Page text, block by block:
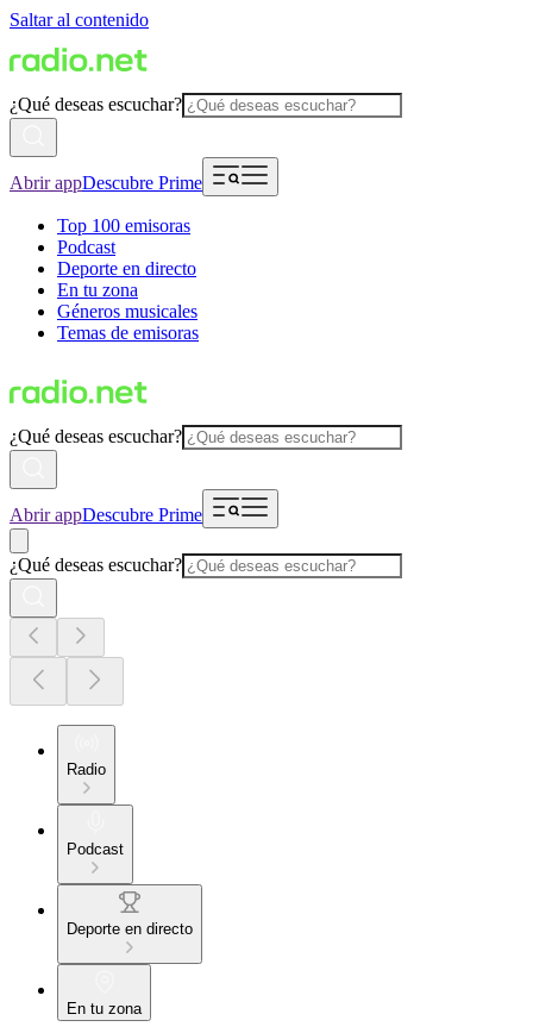
Saltar al contenido
¿Qué deseas escuchar?
Abrir appDescubre Prime
Top 100 emisoras
Podcast
Deporte en directo
En tu zona
Géneros musicales
Temas de emisoras
¿Qué deseas escuchar?
Abrir appDescubre Prime
¿Qué deseas escuchar?
Radio
Podcast
Deporte en directo
En tu zona